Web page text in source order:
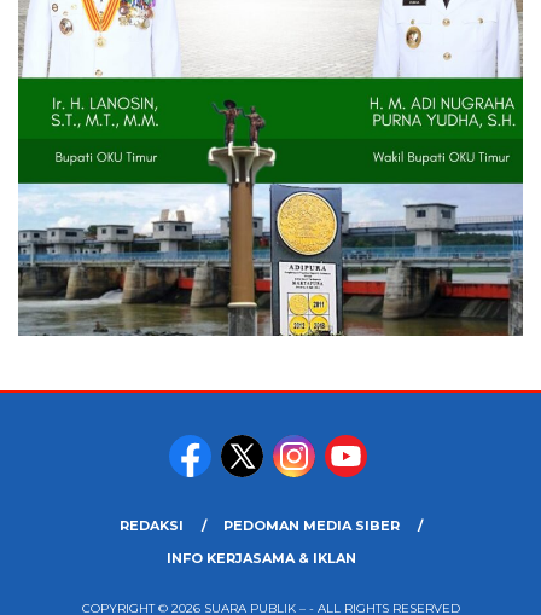
REDAKSI
PEDOMAN MEDIA SIBER
INFO KERJASAMA & IKLAN
COPYRIGHT © 2026 SUARA PUBLIK – - ALL RIGHTS RESERVED